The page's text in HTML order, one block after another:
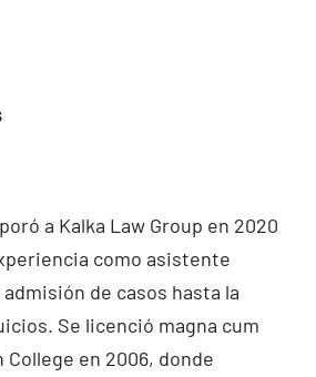
a Kalka Law Group en 2020
como asistente
de casos hasta la
Se licenció magna cum
College en 2006, donde